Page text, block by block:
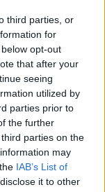
third parties, or
for
opt-out
that after your
seeing
utilized by
parties prior to
the further
parties on the
may
IAB’s List of
it to other